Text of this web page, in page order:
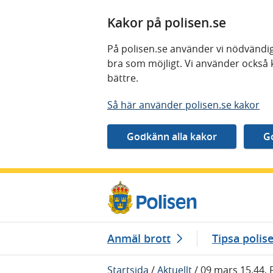
Kakor på polisen.se
På polisen.se använder vi
bra som möjligt. Vi använder
bättre.
Så här använder polisen.se kakor
Anmäl brott Tipsa
Startsida /Aktuellt/09 mars 15.44,